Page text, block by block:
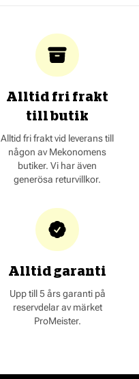
Alltid fri frakt
till butik
Alltid fri frakt vid leverans till
någon av Mekonomens
butiker. Vi har även
generösa returvillkor.
Alltid garanti
Upp till 5 års garanti på
reservdelar av märket
ProMeister.